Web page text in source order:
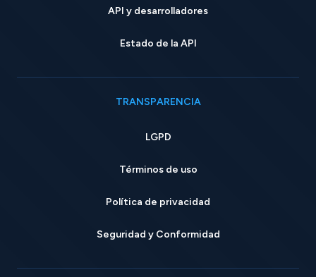
API y desarrolladores
Estado de la API
TRANSPARENCIA
LGPD
Términos de uso
Política de privacidad
Seguridad y Conformidad